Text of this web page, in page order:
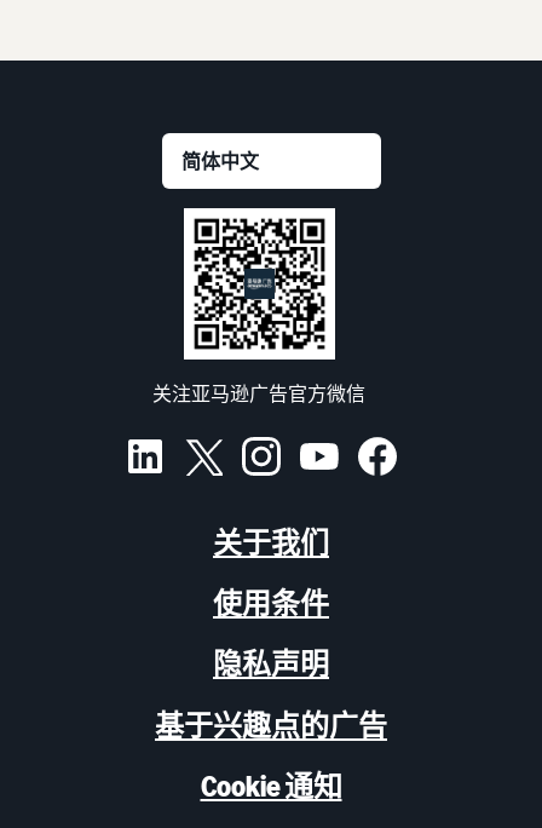
关注亚马逊广告官方微信
关于我们
使用条件
隐私声明
基于兴趣点的广告
Cookie 通知